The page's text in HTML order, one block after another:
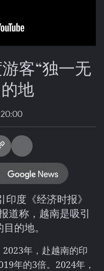
客“独一无
地
度《经济时报》
报道称，越南是吸引
的地。
年，赴越南的印
年的3倍。2024年，